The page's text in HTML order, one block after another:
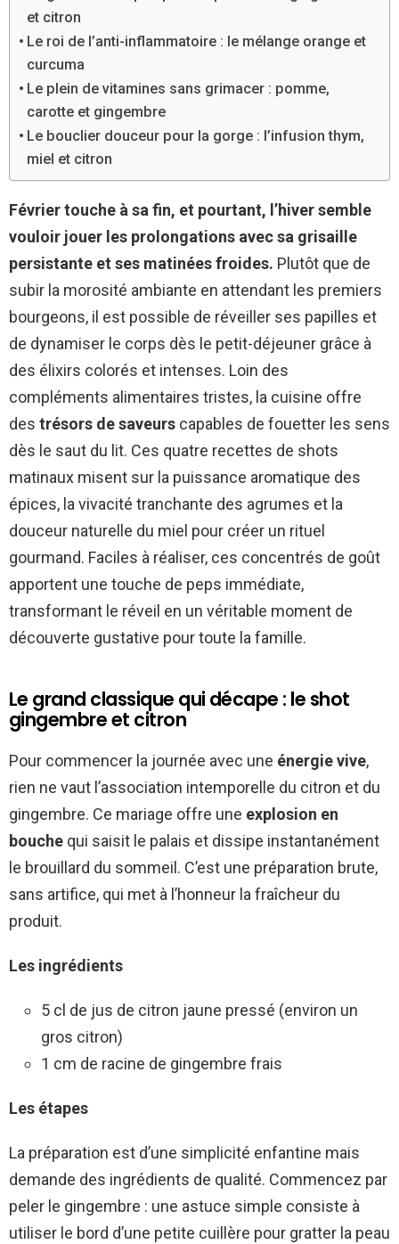
et citron
Le roi de l’anti-inflammatoire : le mélange orange et
curcuma
Le plein de vitamines sans grimacer : pomme,
carotte et gingembre
Le bouclier douceur pour la gorge : l’infusion thym,
miel et citron
Février touche à sa fin, et pourtant, l’hiver semble
vouloir jouer les prolongations avec sa grisaille
persistante et ses matinées froides. Plutôt que de
subir la morosité ambiante en attendant les premiers
bourgeons, il est possible de réveiller ses papilles et
de dynamiser le corps dès le petit-déjeuner grâce à
des élixirs colorés et intenses. Loin des
compléments alimentaires tristes, la cuisine offre
des trésors de saveurs capables de fouetter les sens
dès le saut du lit. Ces quatre recettes de shots
matinaux misent sur la puissance aromatique des
épices, la vivacité tranchante des agrumes et la
douceur naturelle du miel pour créer un rituel
gourmand. Faciles à réaliser, ces concentrés de goût
apportent une touche de peps immédiate,
transformant le réveil en un véritable moment de
découverte gustative pour toute la famille.
Le grand classique qui décape : le shot
gingembre et citron
Pour commencer la journée avec une énergie vive,
rien ne vaut l’association intemporelle du citron et du
gingembre. Ce mariage offre une explosion en
bouche qui saisit le palais et dissipe instantanément
le brouillard du sommeil. C’est une préparation brute,
sans artifice, qui met à l’honneur la fraîcheur du
produit.
Les ingrédients
5 cl de jus de citron jaune pressé (environ un
gros citron)
1 cm de racine de gingembre frais
Les étapes
La préparation est d’une simplicité enfantine mais
demande des ingrédients de qualité. Commencez par
peler le gingembre : une astuce simple consiste à
utiliser le bord d’une petite cuillère pour gratter la peau